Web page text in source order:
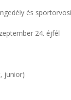
és
24. éjfél
junior)